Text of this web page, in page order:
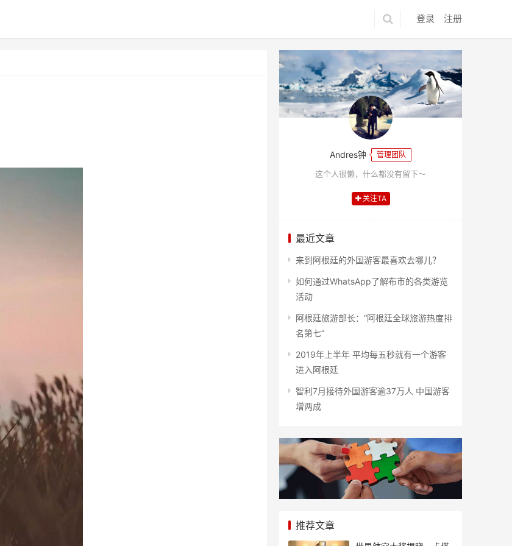
登录 注册
Andres钟 管理团队
这个人很懒，什么都没有留下～
关注TA
最近文章
来到阿根廷的外国游客最喜欢去哪儿？
如何通过WhatsApp了解布市的各类游览
活动
阿根廷旅游部长：“阿根廷全球旅游热度排
名第七”
2019年上半年 平均每五秒就有一个游客
进入阿根廷
智利7月接待外国游客逾37万人 中国游客
增两成
推荐文章